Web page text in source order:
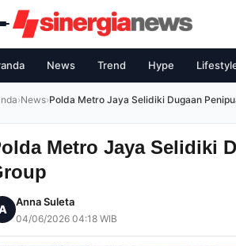
News Trend Hype
›News›Polda Metro Jaya Selidiki Dugaan
Metro Jaya Selidiki
Anna Suleta
04/06/2026 04:18 WIB